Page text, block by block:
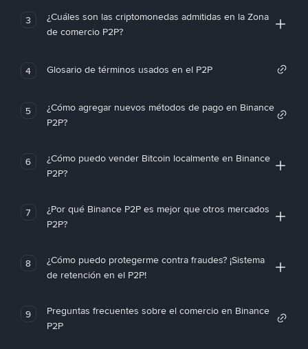
3
¿Cuáles son las criptomonedas admitidas en la Zona
de comercio P2P?
4 Glosario de términos usados en el P2P
5
¿Cómo agregar nuevos métodos de pago en Binance
P2P?
6
¿Cómo puedo vender Bitcoin localmente en Binance
P2P?
7
¿Por qué Binance P2P es mejor que otros mercados
P2P?
8
¿Cómo puedo protegerme contra fraudes? ¡Sistema
de retención en el P2P!
9
Preguntas frecuentes sobre el comercio en Binance
P2P